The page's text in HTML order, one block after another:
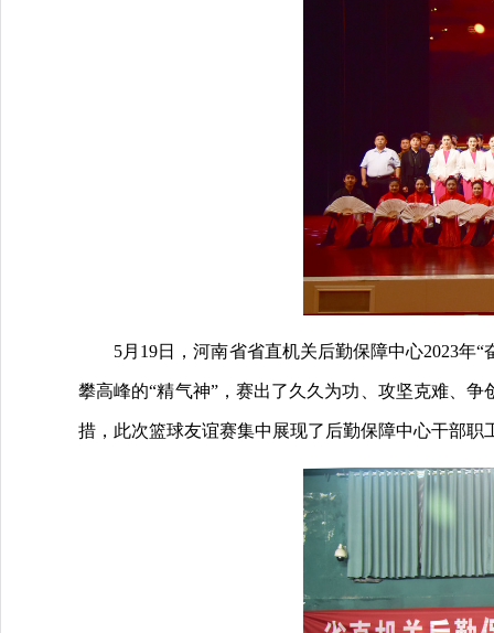
5月19日，河南省省直机关后勤保障中心2023年“
攀高峰的“精气神”，赛出了久久为功、攻坚克难、
措，此次篮球友谊赛集中展现了后勤保障中心干部